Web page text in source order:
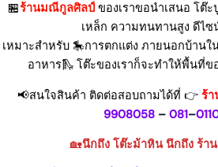
🏪ร้านมณีกูลศิลป์ ของเราขอนำเสนอ โต๊
เหล็ก ความทนทานสูง ดีไซ
เหมาะสำหรับ 🎠การตกแต่ง ภายนอกบ้าน
อาหาร🛝 โต๊ะของเราก็จะทำให้พื้นที่
📢สนใจสินค้า ติดต่อสอบถามได้ที่ 👉 ร้
9908058 –081–
🏡นึกถึง โต๊ะม้าหิน นึกถึง ร้